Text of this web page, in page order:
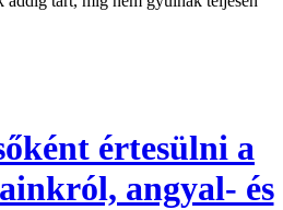
értesülni a
angyal- és